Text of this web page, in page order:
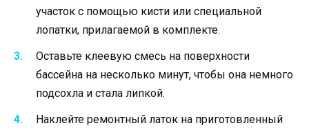
участок с помощью кисти или специальной
лопатки, прилагаемой в комплекте.
Оставьте клеевую смесь на поверхности
бассейна на несколько минут, чтобы она немного
подсохла и стала липкой.
Наклейте ремонтный латок на приготовленный